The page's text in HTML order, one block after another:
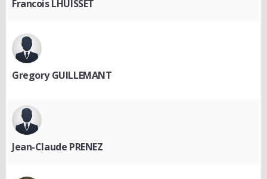
Francois LHUISSET
Gregory GUILLEMANT
Jean-Claude PRENEZ